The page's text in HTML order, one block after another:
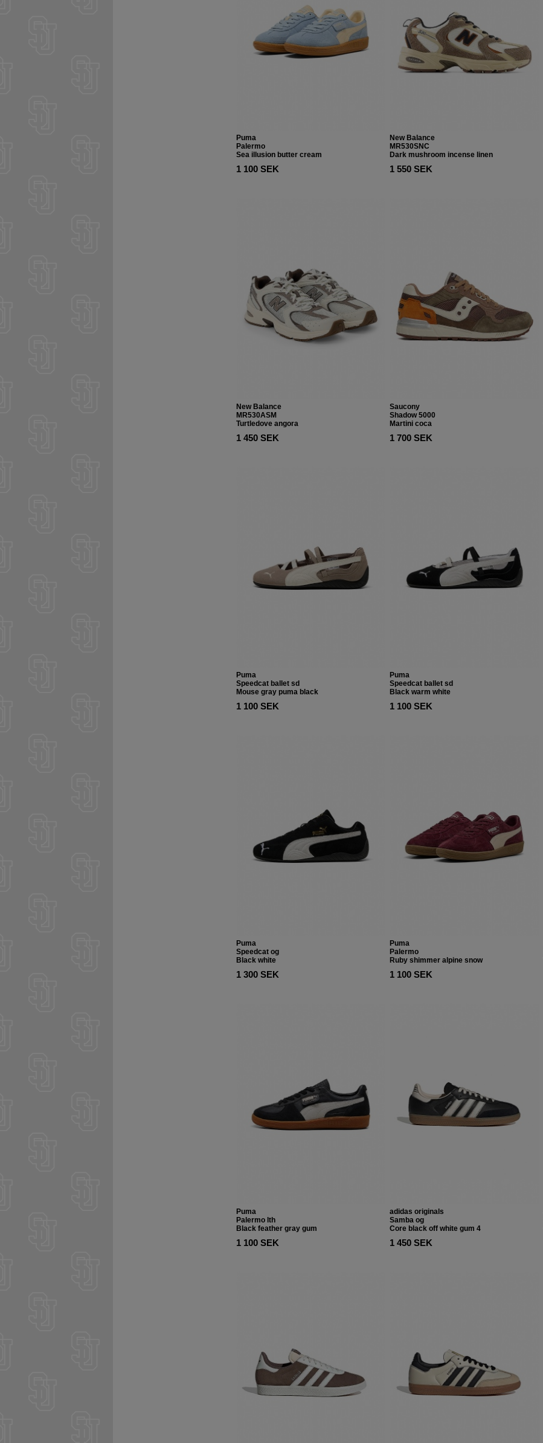
Puma
Palermo
Sea illusion butter cream
1 100 SEK
New Balance
MR530SNC
Dark mushroom incense linen
1 550 SEK
New Balance
MR530ASM
Turtledove angora
1 450 SEK
Saucony
Shadow 5000
Martini coca
1 700 SEK
Puma
Speedcat ballet sd
Mouse gray puma black
1 100 SEK
Puma
Speedcat ballet sd
Black warm white
1 100 SEK
Puma
Speedcat og
Black white
1 300 SEK
Puma
Palermo
Ruby shimmer alpine snow
1 100 SEK
Puma
Palermo lth
Black feather gray gum
1 100 SEK
adidas originals
Samba og
Core black off white gum 4
1 450 SEK